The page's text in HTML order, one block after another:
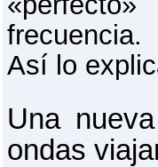
frecuencia.
Así lo
Una
ondas